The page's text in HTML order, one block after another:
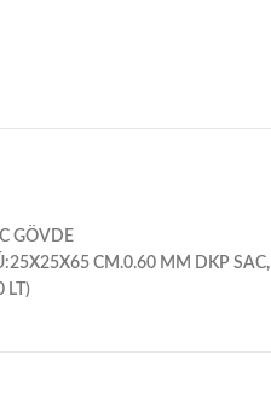
GÖVDE
CM.0.60 MM DKP SAC,
LT)